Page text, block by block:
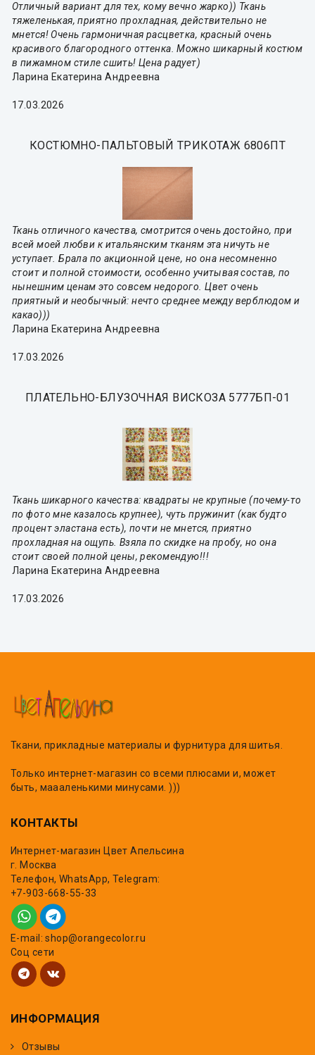
Отличный вариант для тех, кому вечно жарко)) Ткань
тяжеленькая, приятно прохладная, действительно не
мнется! Очень гармоничная расцветка, красный очень
красивого благородного оттенка. Можно шикарный костюм
в пижамном стиле сшить! Цена радует)
Ларина Екатерина Андреевна
17.03.2026
КОСТЮМНО-ПАЛЬТОВЫЙ ТРИКОТАЖ 6806ПТ
Ткань отличного качества, смотрится очень достойно, при
всей моей любви к итальянским тканям эта ничуть не
уступает. Брала по акционной цене, но она несомненно
стоит и полной стоимости, особенно учитывая состав, по
нынешним ценам это совсем недорого. Цвет очень
приятный и необычный: нечто среднее между верблюдом и
какао)))
Ларина Екатерина Андреевна
17.03.2026
ПЛАТЕЛЬНО-БЛУЗОЧНАЯ ВИСКОЗА 5777БП-01
Ткань шикарного качества: квадраты не крупные (почему-то
по фото мне казалось крупнее), чуть пружинит (как будто
процент эластана есть), почти не мнется, приятно
прохладная на ощупь. Взяла по скидке на пробу, но она
стоит своей полной цены, рекомендую!!!
Ларина Екатерина Андреевна
17.03.2026
Ткани, прикладные материалы и фурнитура для шитья.
Только интернет-магазин со всеми плюсами и, может
быть, маааленькими минусами. )))
КОНТАКТЫ
Интернет-магазин Цвет Апельсина
г. Москва
Телефон, WhatsApp, Telegram:
+7-903-668-55-33
E-mail: shop@orangecolor.ru
Соц сети
ИНФОРМАЦИЯ
Отзывы